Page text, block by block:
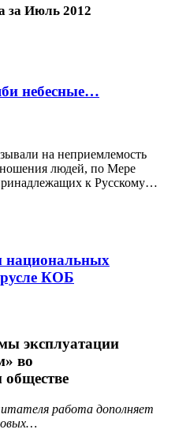
за Июль 2012
небесные…
на неприемлемость
людей, по Мере
к Русскому…
национальных
КОБ
эксплуатации
во
работа дополняет